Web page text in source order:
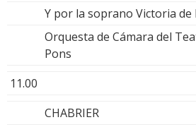
Y por la soprano Victoria de
Orquesta de Cámara del
Pons
11.00
CHABRIER